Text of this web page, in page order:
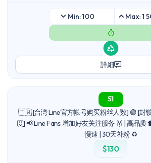
Min: 100 Max: 1
詳細
51
🇹🇼 [台湾 Line官方帐号购买粉丝人数] 🟢 [封
度] 📢 Line Fans 增加好友关注服务 🥇 | 高品
慢速 | 30天补粉 ♻️
$130